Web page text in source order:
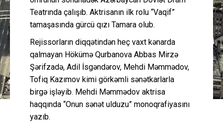
Teatrında çalışıb. Aktrisanın ilk rolu “Vaqif”
tamaşasında gürcü qızı Tamara olub.
Rejissorların diqqətindən heç vaxt kənarda
qalmayan Hökümə Qurbanova Abbas Mirzə
Şərifzadə, Adil İsgəndərov, Mehdi Məmmədov,
Tofiq Kazımov kimi görkəmli sənətkarlarla
birgə işləyib. Mehdi Məmmədov aktrisa
haqqında “Onun sənət ulduzu” monoqrafiyasını
yazıb.